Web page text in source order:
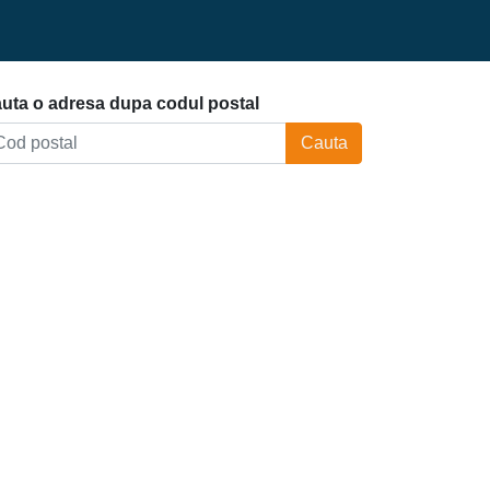
o adresa dupa codul postal
Cauta